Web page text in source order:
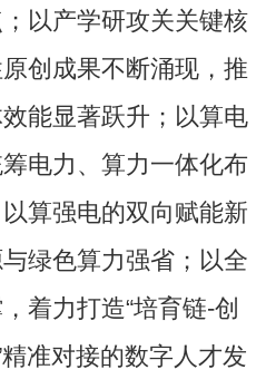
以产学研攻关关键核
创成果不断涌现，推
能显著跃升；以算电
电力、算力一体化布
算强电的双向赋能新
绿色算力强省；以全
着力打造“培育链-创
准对接的数字人才发